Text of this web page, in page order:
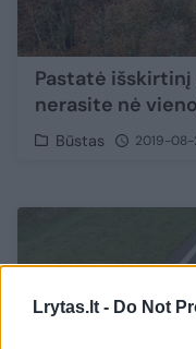
Lrytas.lt - Do Not
Pastatė išskirtinį
nerasite nė
Būstas 2019-08-